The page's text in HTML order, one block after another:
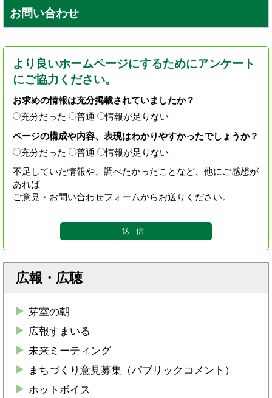
お問い合わせ
より良いホームページにするためにアンケート
にご協力ください。
お求めの情報は充分掲載されていましたか？
充分だった
普通
情報が足りない
ページの構成や内容、表現はわかりやすかったでしょうか？
充分だった
普通
情報が足りない
不足していた情報や、調べたかったことなど、他にご感想が
あれば
ご意見・お問い合わせフォームからお送りください。
広報・広聴
芽室の朝
広報すまいる
未来ミーティング
まちづくり意見募集（パブリックコメント）
ホットボイス